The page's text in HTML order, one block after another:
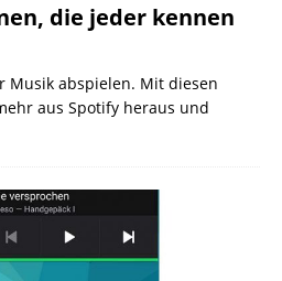
die jeder kennen
Musik abspielen. Mit diesen
aus Spotify heraus und